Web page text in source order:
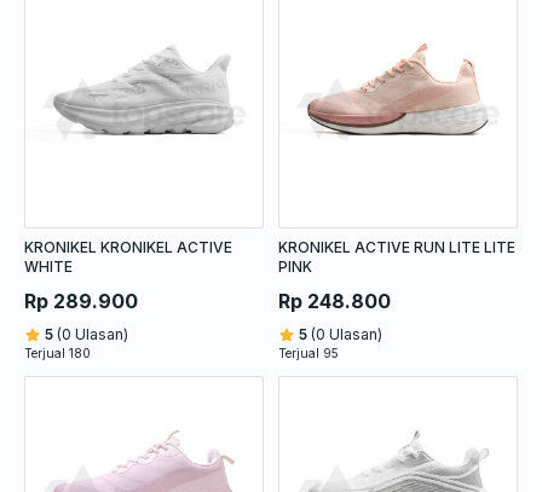
KRONIKEL KRONIKEL ACTIVE
WHITE
Rp 289.900
5 (0 Ulasan)
Terjual 180
KRONIKEL ACTIVE RUN LITE LITE
PINK
Rp 248.800
5 (0 Ulasan)
Terjual 95